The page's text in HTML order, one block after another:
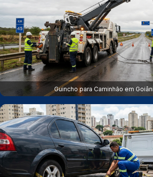
Guincho para Caminhão em